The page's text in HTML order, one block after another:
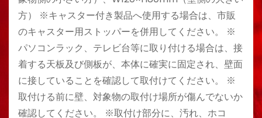
方） ※キャスター付き製品へ使用する場合は、市販
のキャスター用ストッパーを併用してください。 ※
パソコンラック、テレビ台等に取り付ける場合は、接
着する天板及び側板が、本体に確実に固定され、壁面
に接していることを確認して取付けてください。 ※
取付ける前に壁、対象物の取付け場所が傷んでないか
確認してください。 ※取付け部分に、汚れ、ホコ